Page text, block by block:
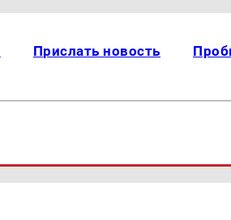
Прислать новость